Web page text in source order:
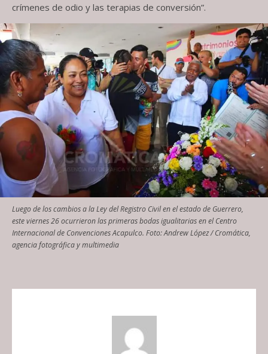
crímenes de odio y las terapias de conversión”.
Luego de los cambios a la Ley del Registro Civil en el estado de Guerrero,
este viernes 26 ocurrieron las primeras bodas igualitarias en el Centro
Internacional de Convenciones Acapulco. Foto: Andrew López / Cromática,
agencia fotográfica y multimedia